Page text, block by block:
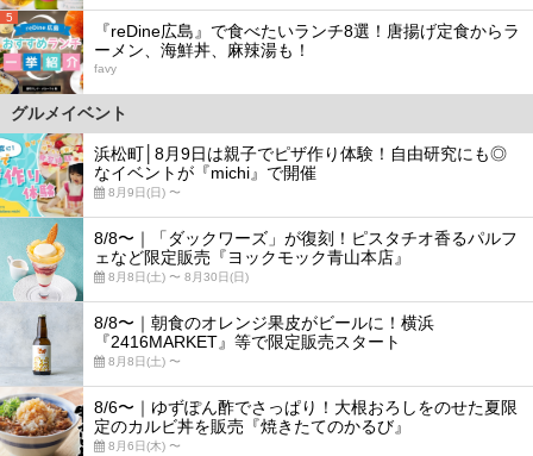
5
『reDine広島』で食べたいランチ8選！唐揚げ定食からラ
ーメン、海鮮丼、麻辣湯も！
favy
グルメイベント
浜松町│8月9日は親子でピザ作り体験！自由研究にも◎
なイベントが『michi』で開催
8月9日(日) 〜
8/8〜｜「ダックワーズ」が復刻！ピスタチオ香るパルフ
ェなど限定販売『ヨックモック青山本店』
8月8日(土) 〜 8月30日(日)
8/8〜｜朝食のオレンジ果皮がビールに！横浜
『2416MARKET』等で限定販売スタート
8月8日(土) 〜
8/6〜｜ゆずぽん酢でさっぱり！大根おろしをのせた夏限
定のカルビ丼を販売『焼きたてのかるび』
8月6日(木) 〜